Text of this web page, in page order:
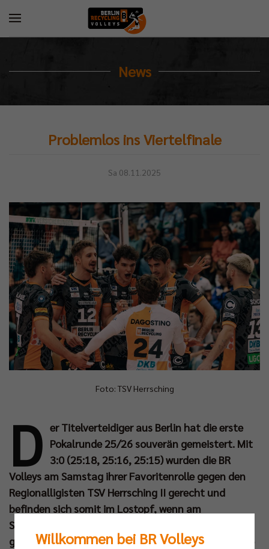
News
Problemlos ins Viertelfinale
Sa 08.11.2025
Foto: TSV Herrsching
D er Titelverteidiger aus Berlin hat die erste
Pokalrunde 25/26 souverän gemeistert. Mit
3:0 (25:18, 25:16, 25:15) wurden die BR
Volleys am Samstag ihrer Favoritenrolle gegen den
Regionalligisten TSV Herrsching II gerecht und
befinden sich somit im Lostopf, wenn am
Sonntagabend live bei Dyn die Viertelfinalpartien
gezogen werden. Diesem Moment blickt man ebenso
Willkommen bei BR Volleys